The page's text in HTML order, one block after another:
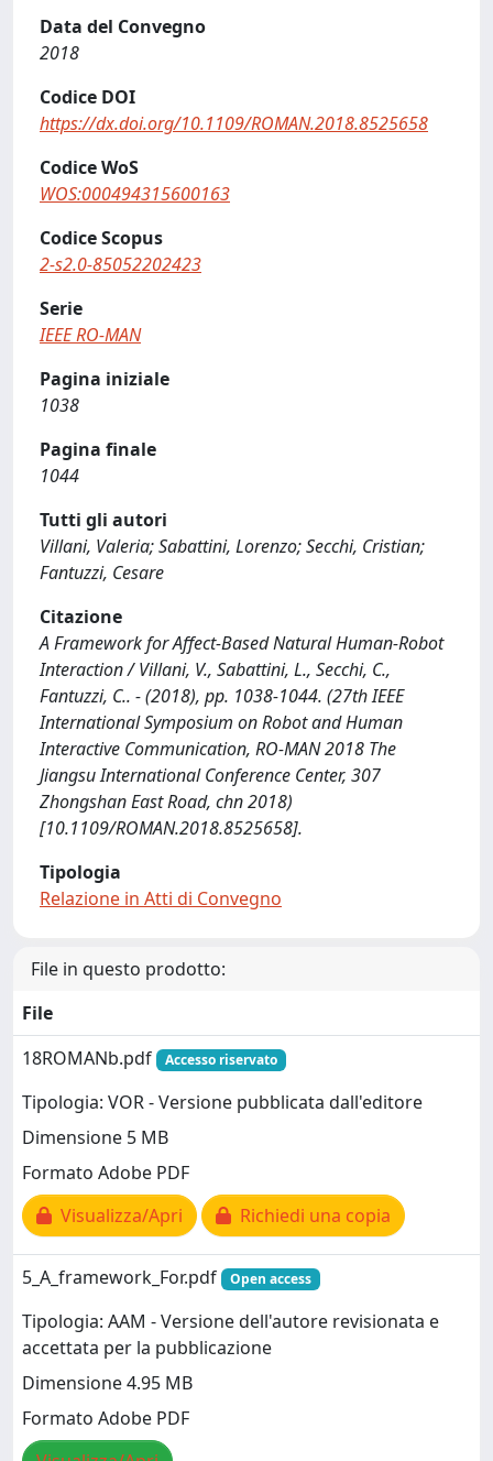
Data del Convegno
2018
Codice DOI
https://dx.doi.org/10.1109/ROMAN.2018.8525658
Codice WoS
WOS:000494315600163
Codice Scopus
2-s2.0-85052202423
Serie
IEEE RO-MAN
Pagina iniziale
1038
Pagina finale
1044
Tutti gli autori
Villani, Valeria; Sabattini, Lorenzo; Secchi, Cristian;
Fantuzzi, Cesare
Citazione
A Framework for Affect-Based Natural Human-Robot
Interaction / Villani, V., Sabattini, L., Secchi, C.,
Fantuzzi, C.. - (2018), pp. 1038-1044. (27th IEEE
International Symposium on Robot and Human
Interactive Communication, RO-MAN 2018 The
Jiangsu International Conference Center, 307
Zhongshan East Road, chn 2018)
[10.1109/ROMAN.2018.8525658].
Tipologia
Relazione in Atti di Convegno
File in questo prodotto:
File
18ROMANb.pdf
Accesso riservato
Tipologia: VOR - Versione pubblicata dall'editore
Dimensione 5 MB
Formato Adobe PDF
Visualizza/Apri
Richiedi una copia
5_A_framework_For.pdf Open access
Tipologia: AAM - Versione dell'autore revisionata e
accettata per la pubblicazione
Dimensione 4.95 MB
Formato Adobe PDF